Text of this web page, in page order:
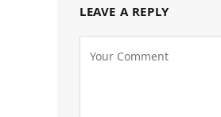
LEAVE A REPLY